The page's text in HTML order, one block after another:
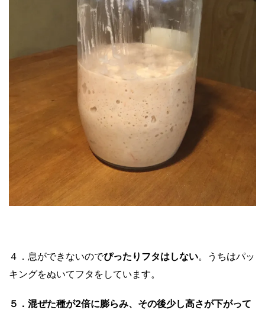
４．息ができないのでぴったりフタはしない。うちはパッ
キングをぬいてフタをしています。
５．混ぜた種が2倍に膨らみ、その後少し高さが下がって